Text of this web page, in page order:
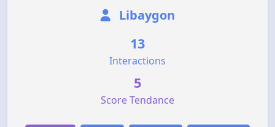
Libaygon
13
Interactions
5
Score Tendance